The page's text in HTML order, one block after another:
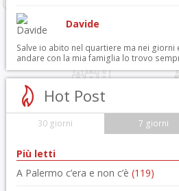
Davide
Salve io abito nel quartiere ma nei
andare con la mia famiglia lo trovo
Hot Post
30 giorni 7 giorni
Più letti
A Palermo c’era e non c’è (119)